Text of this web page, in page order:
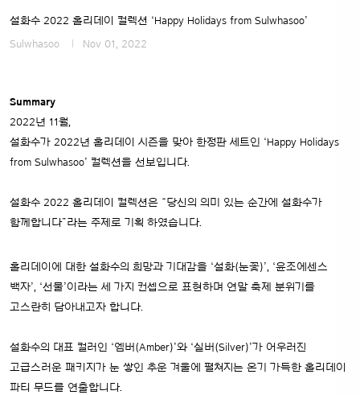
설화수 2022 홀리데이 컬렉션 ‘Happy Holidays from Sulwhasoo’
Sulwhasoo Nov 01, 2022
Summary
2022년 11월,
설화수가 2022년 홀리데이 시즌을 맞아 한정판 세트인 ‘Happy Holidays
from Sulwhasoo’ 컬렉션을 선보입니다.
설화수 2022 홀리데이 컬렉션은 “당신의 의미 있는 순간에 설화수가
함께합니다”라는 주제로 기획 하였습니다.
홀리데이에 대한 설화수의 희망과 기대감을 ‘설화(눈꽃)’, ‘윤조에센스
백자’, ‘선물’이라는 세 가지 컨셉으로 표현하며 연말 축제 분위기를
고스란히 담아내고자 합니다.
설화수의 대표 컬러인 ‘엠버(Amber)’와 ‘실버(Silver)’가 어우러진
고급스러운 패키지가 눈 쌓인 추운 겨울에 펼쳐지는 온기 가득한 홀리데이
파티 무드를 연출합니다.